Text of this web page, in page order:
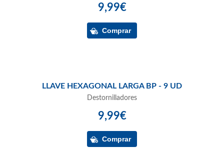
9,99€
LLAVE HEXAGONAL LARGA BP - 9 UD
Destornilladores
9,99€